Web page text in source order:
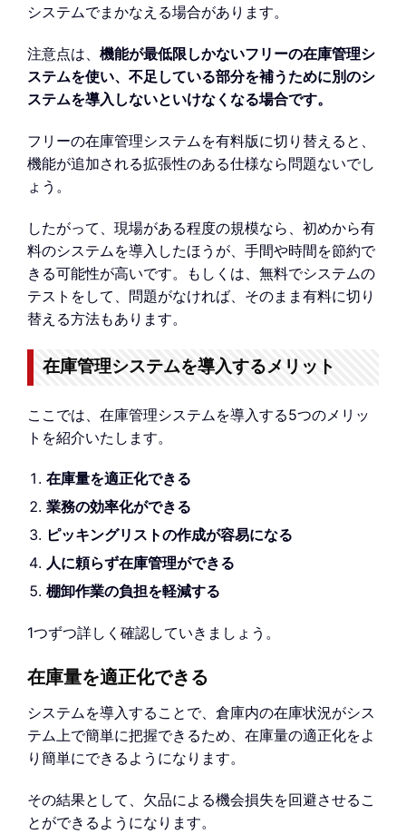
システムでまかなえる場合があります。
注意点は、 機能が最低限しかないフリーの在庫管理シ
ステムを使い、不足している部分を補うために別のシ
ステムを導入しないといけなくなる場合です。
フリーの在庫管理システムを有料版に切り替えると、
機能が追加される拡張性のある仕様なら問題ないでし
ょう。
したがって、現場がある程度の規模なら、初めから有
料のシステムを導入したほうが、手間や時間を節約で
きる可能性が高いです。もしくは、無料でシステムの
テストをして、問題がなければ、そのまま有料に切り
替える方法もあります。
在庫管理システムを導入するメリット
ここでは、在庫管理システムを導入する5つのメリッ
トを紹介いたします。
在庫量を適正化できる
業務の効率化ができる
ピッキングリストの作成が容易になる
人に頼らず在庫管理ができる
棚卸作業の負担を軽減する
1つずつ詳しく確認していきましょう。
在庫量を適正化できる
システムを導入することで、倉庫内の在庫状況がシス
テム上で簡単に把握できるため、在庫量の適正化をよ
り簡単にできるようになります。
その結果として、欠品による機会損失を回避させるこ
とができるようになります。